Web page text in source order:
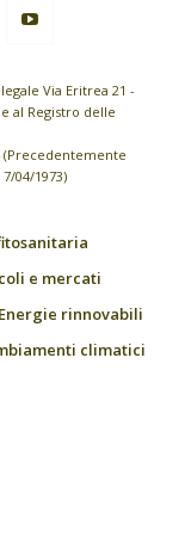
Via Eritrea 21 -
al Registro delle
(Precedentemente
04/1973)
e mercati
Energie rinnovabili
climatici